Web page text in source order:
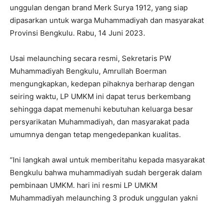
unggulan dengan brand Merk Surya 1912, yang siap
dipasarkan untuk warga Muhammadiyah dan masyarakat
Provinsi Bengkulu. Rabu, 14 Juni 2023.
Usai melaunching secara resmi, Sekretaris PW
Muhammadiyah Bengkulu, Amrullah Boerman
mengungkapkan, kedepan pihaknya berharap dengan
seiring waktu, LP UMKM ini dapat terus berkembang
sehingga dapat memenuhi kebutuhan keluarga besar
persyarikatan Muhammadiyah, dan masyarakat pada
umumnya dengan tetap mengedepankan kualitas.
“Ini langkah awal untuk memberitahu kepada masyarakat
Bengkulu bahwa muhammadiyah sudah bergerak dalam
pembinaan UMKM. hari ini resmi LP UMKM
Muhammadiyah melaunching 3 produk unggulan yakni